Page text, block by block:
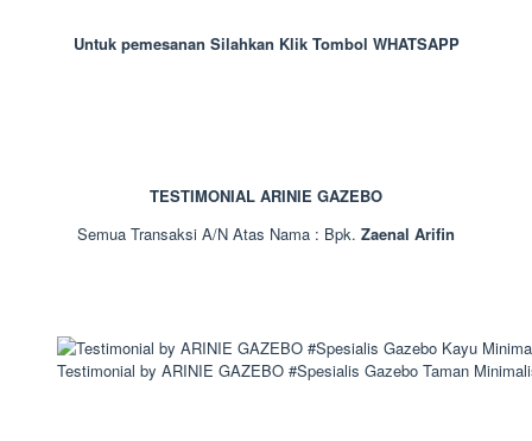
Untuk pemesanan Silahkan Klik Tombol WHATSAPP
TESTIMONIAL ARINIE GAZEBO
Semua Transaksi A/N Atas Nama : Bpk. Zaenal Arifin
Testimonial by ARINIE GAZEBO #Spesialis Gazebo Taman